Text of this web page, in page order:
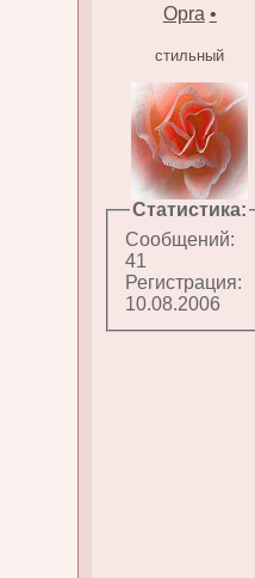
Opra •
стильный
Статистика:
Сообщений:
41
Регистрация:
10.08.2006